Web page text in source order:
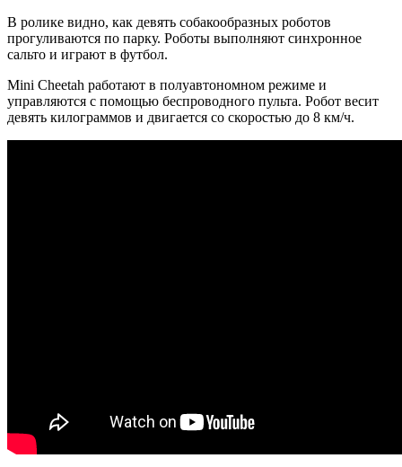
В ролике видно, как девять собакообразных роботов
прогуливаются по парку. Роботы выполняют синхронное
сальто и играют в футбол.
Mini Cheetah работают в полуавтономном режиме и
управляются с помощью беспроводного пульта. Робот весит
девять килограммов и двигается со скоростью до 8 км/ч.